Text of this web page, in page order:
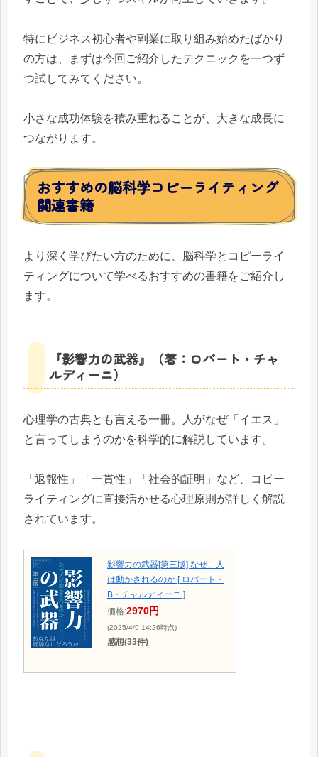
特にビジネス初心者や副業に取り組み始めたばかり
の方は、まずは今回ご紹介したテクニックを一つず
つ試してみてください。
小さな成功体験を積み重ねることが、大きな成長に
つながります。
おすすめの脳科学コピーライティング
関連書籍
より深く学びたい方のために、脳科学とコピーライ
ティングについて学べるおすすめの書籍をご紹介し
ます。
『影響力の武器』（著：ロバート・チャ
ルディーニ）
心理学の古典とも言える一冊。人がなぜ「イエス」
と言ってしまうのかを科学的に解説しています。
「返報性」「一貫性」「社会的証明」など、コピー
ライティングに直接活かせる心理原則が詳しく解説
されています。
影響力の武器[第三版] なぜ、人
は動かされるのか [ ロバート・
B・チャルディーニ ]
価格:2970円
(2025/4/9 14:26時点)
感想(33件)